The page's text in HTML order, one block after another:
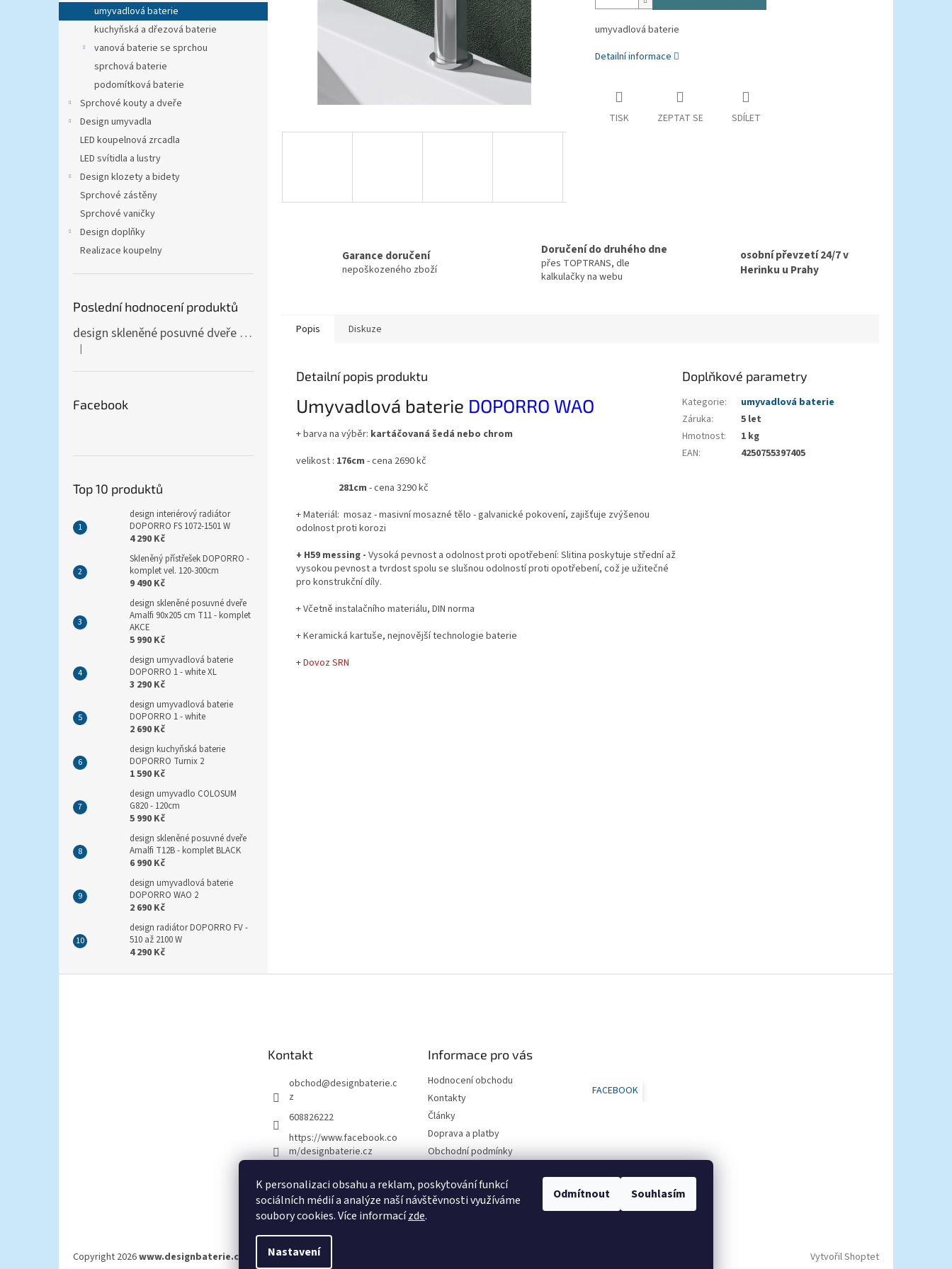
K personalizaci obsahu a reklam, poskytování funkcí
sociálních médií a analýze naší návštěvnosti využíváme
soubory cookies. Více informacízde.
Nastavení
Odmítnout Souhlasím
n
e
umyvadlová baterie
kuchyňská a dřezová baterie
vanová baterie se sprchou
sprchová baterie
podomítková baterie
Sprchové kouty a dveře
Design umyvadla
LED koupelnová zrcadla
LED svítidla a lustry
Design klozety a bidety
Sprchové zástěny
Sprchové vaničky
Design doplňky
Realizace koupelny
Poslední hodnocení produktů
design skleněné posuvné dveře Amalfi 90x205 cm T12 - komplet AKCE
Hodnocení produktu je 5 z 5 hvězdiček.
|
Facebook
Top 10 produktů
design interiérový radiátor
DOPORRO FS 1072-1501 W
4 290 Kč
Skleněný přístřešek DOPORRO -
komplet vel. 120-300cm
9 490 Kč
design skleněné posuvné dveře
Amalfi 90x205 cm T11 - komplet
AKCE
5 990 Kč
design umyvadlová baterie
DOPORRO 1 - white XL
3 290 Kč
design umyvadlová baterie
DOPORRO 1 - white
2 690 Kč
design kuchyňská baterie
DOPORRO Turnix 2
1 590 Kč
design umyvadlo COLOSUM
G820 - 120cm
5 990 Kč
design skleněné posuvné dveře
Amalfi T12B - komplet BLACK
6 990 Kč
design umyvadlová baterie
DOPORRO WAO 2
2 690 Kč
design radiátor DOPORRO FV -
510 až 2100 W
4 290 Kč
umyvadlová baterie
Detailní informace
TISK ZEPTAT SE SDÍLET
Garance doručení
nepoškozeného zboží
Doručení do druhého dne
přes TOPTRANS, dle
kalkulačky na webu
osobní převzetí 24/7 v
Herinku u Prahy
Popis Diskuze
Detailní popis produktu
Umyvadlová baterie DOPORRO WAO
+ barva na výběr: kartáčovaná šedá nebo chrom
velikost : 176cm - cena 2690 kč
281cm - cena 3290 kč
+ Materiál: mosaz - masivní mosazné tělo - galvanické pokovení, zajišťuje zvýšenou
odolnost proti korozi
+ H59 messing - Vysoká pevnost a odolnost proti opotřebení: Slitina poskytuje střední až
vysokou pevnost a tvrdost spolu se slušnou odolností proti opotřebení, což je užitečné
pro konstrukční díly.
+ Včetně instalačního materiálu, DIN norma
+ Keramická kartuše, nejnovější technologie baterie
+ Dovoz SRN
Doplňkové parametry
Kategorie:
umyvadlová baterie
Záruka:
5 let
Hmotnost:
1 kg
EAN: 4250755397405
Kontakt
obchod@designbaterie.c
z
608826222
https://www.facebook.co
m/designbaterie.cz
Informace pro vás
Hodnocení obchodu
Kontakty
Články
Doprava a platby
Obchodní podmínky
údajů
SLEVA na první nákup 500 kč
FACEBOOK
Vytvořil Shoptet
Copyright 2026www.designbaterie.cz . Všechna práva vyhrazena.